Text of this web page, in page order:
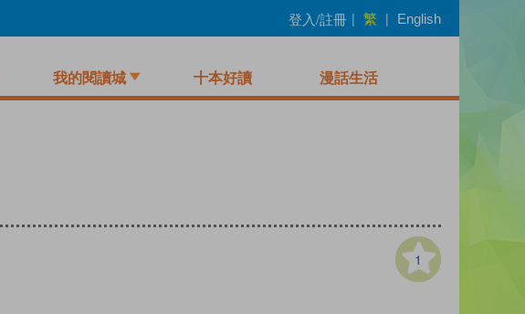
登入/註冊 | 繁 | English
我的閱讀城 十本好讀 漫話生活
1